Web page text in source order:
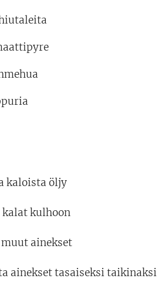
kaloista öljy
kulhoon
ainekset
ainekset tasaiseksi taikinaksi